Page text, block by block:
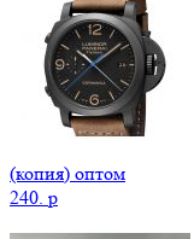
(копия) оптом
240. p